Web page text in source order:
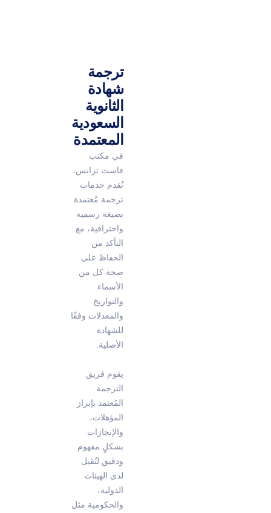
ترجمة
شهادة
الثانوية
السعودية
المعتمدة
في مكتب
فاست ترانس،
نُقدم خدمات
ترجمة مُعتمدة
بصيغة رسمية
واحترافية، مع
التأكد من
الحفاظ على
صحة كل من
الأسماء
والتواريخ
والمعدلات وفقًا
للشهادة
الأصلية.
يقوم فريق
الترجمة
المُعتمد بإبراز
المؤهلات،
والإنجازات
بشكلٍ مفهوم
ودقيق لتُقبل
لدى الهيئات
الدولية،
والحكومية مثل